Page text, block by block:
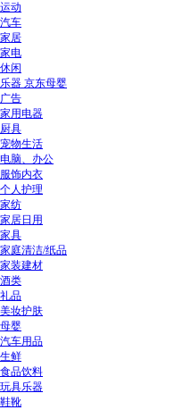
运动
汽车
家居
家电
休闲
乐器 京东母婴
广告
家用电器
厨具
宠物生活
电脑、办公
服饰内衣
个人护理
家纺
家居日用
家具
家庭清洁/纸品
家装建材
酒类
礼品
美妆护肤
母婴
汽车用品
生鲜
食品饮料
玩具乐器
鞋靴